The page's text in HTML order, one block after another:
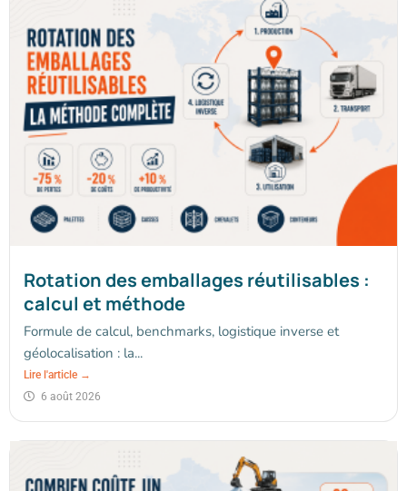
Rotation des emballages réutilisables :
calcul et méthode
Formule de calcul, benchmarks, logistique inverse et
géolocalisation : la...
Lire l'article →
6 août 2026